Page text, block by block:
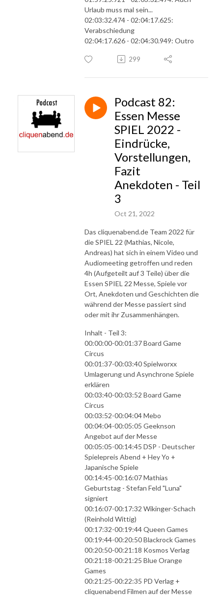
Urlaub muss mal sein...
02:03:32.474 - 02:04:17.625:
Verabschiedung
02:04:17.626 - 02:04:30.949: Outro
299
Podcast 82:
Essen Messe
SPIEL 2022 -
Eindrücke,
Vorstellungen,
Fazit
Anekdoten - Teil
3
Oct 21, 2022
Das cliquenabend.de Team 2022 für
die SPIEL 22 (Mathias, Nicole,
Andreas) hat sich in einem Video und
Audiomeeting getroffen und reden
4h (Aufgeteilt auf 3 Teile) über die
Essen SPIEL 22 Messe, Spiele vor
Ort, Anekdoten und Geschichten die
während der Messe passiert sind
oder mit ihr Zusammenhängen.
Inhalt - Teil 3:
00:00:00-00:01:37 Board Game
Circus
00:01:37-00:03:40 Spielworxx
Umlagerung und Asynchrone Spiele
erklären
00:03:40-00:03:52 Board Game
Circus
00:03:52-00:04:04 Mebo
00:04:04-00:05:05 Geeknson
Angebot auf der Messe
00:05:05-00:14:45 DSP - Deutscher
Spielepreis Abend + Hey Yo +
Japanische Spiele
00:14:45-00:16:07 Mathias
Geburtstag - Stefan Feld "Luna"
signiert
00:16:07-00:17:32 Wikinger-Schach
(Reinhold Wittig)
00:17:32-00:19:44 Queen Games
00:19:44-00:20:50 Blackrock Games
00:20:50-00:21:18 Kosmos Verlag
00:21:18-00:21:25 Blue Orange
Games
00:21:25-00:22:35 PD Verlag +
cliquenabend Filmen auf der Messe